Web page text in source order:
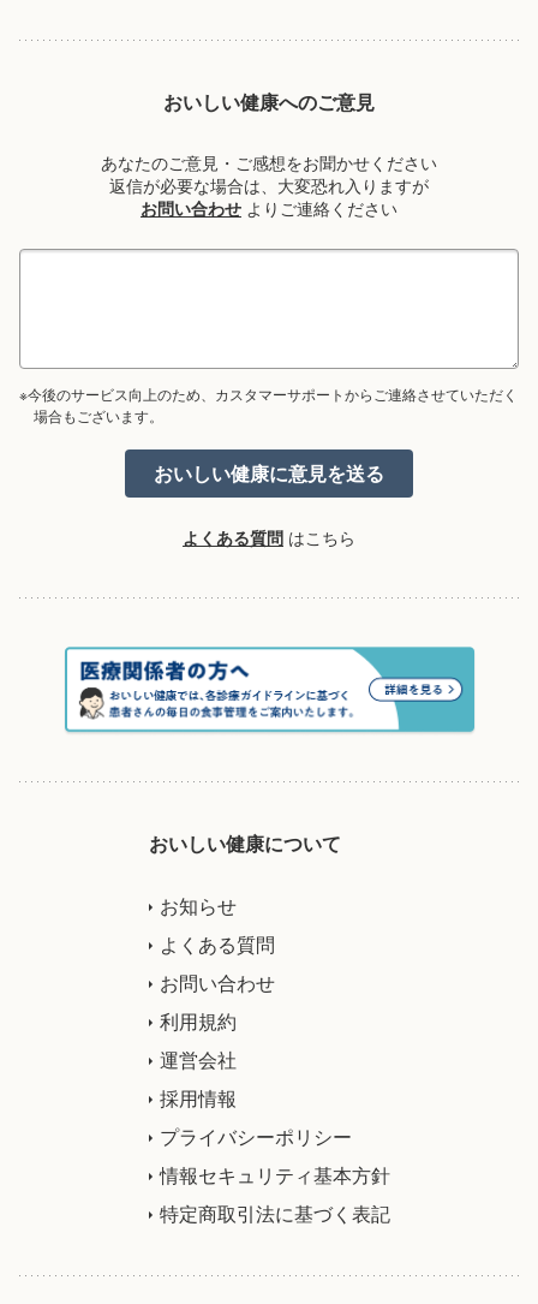
おいしい健康へのご意見
あなたのご意見・ご感想をお聞かせください
返信が必要な場合は、大変恐れ入りますが
お問い合わせ よりご連絡ください
※今後のサービス向上のため、カスタマーサポートからご連絡させていただく
場合もございます。
よくある質問 はこちら
おいしい健康について
お知らせ
よくある質問
お問い合わせ
利用規約
運営会社
採用情報
プライバシーポリシー
情報セキュリティ基本方針
特定商取引法に基づく表記